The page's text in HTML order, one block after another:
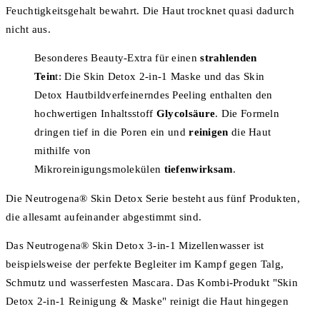
Feuchtigkeitsgehalt bewahrt. Die Haut trocknet quasi dadurch
nicht aus.
Besonderes Beauty-Extra für einenstrahlenden
Teint: Die Skin Detox 2-in-1 Maske und das Skin
Detox Hautbildverfeinerndes Peeling enthalten den
hochwertigen Inhaltsstoff Glycolsäure. Die Formeln
dringen tief in die Poren ein undreinigen die Haut
mithilfe von
Mikroreinigungsmolekülen tiefenwirksam.
Die Neutrogena® Skin Detox Serie besteht aus fünf Produkten,
die allesamt aufeinander abgestimmt sind.
Das Neutrogena® Skin Detox 3-in-1 Mizellenwasser ist
beispielsweise der perfekte Begleiter im Kampf gegen Talg,
Schmutz und wasserfesten Mascara. Das Kombi-Produkt "Skin
Detox 2-in-1 Reinigung & Maske" reinigt die Haut hingegen